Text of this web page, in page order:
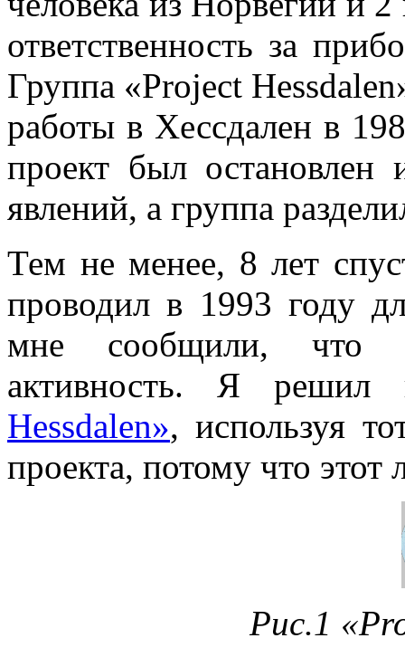
ответственность за
Группа «Project
работы в Хессдален в
проект был остановлен
явлений, а группа
Тем не менее, 8 лет
проводил в 1993 году
мне сообщили, что
активность. Я решил
Hessdalen», используя
проекта, потому что
Рис.1